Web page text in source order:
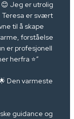
😊 Jeg er utrolig
Teresa er svært
til å skape
forståelse
er profesjonell
herfra ⭐️”
Den varmeste
guidance og